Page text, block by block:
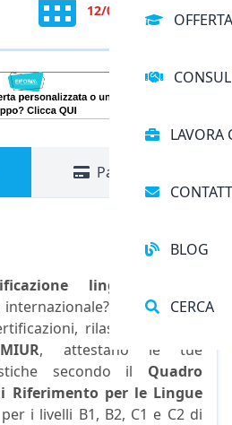
LAVORA
BLOG
CERCA
12/08/2026
Pagamento
linguistica C2
Sei nel posto
rilasciate da Enti
MIUR, attestano le tue
secondo il Quadro
Riferimento per le Lingue
i livelli B1, B2, C1 e C2 di